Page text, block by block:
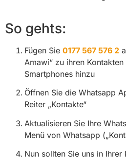
So gehts:
Fügen Sie 0177 567 576 2
Amawi“ zu ihren
Smartphones hinzu
Öffnen Sie die Whatsapp
Reiter „Kontakte“
Aktualisieren Sie Ihre
Menü von Whatsapp
Nun sollten Sie uns in